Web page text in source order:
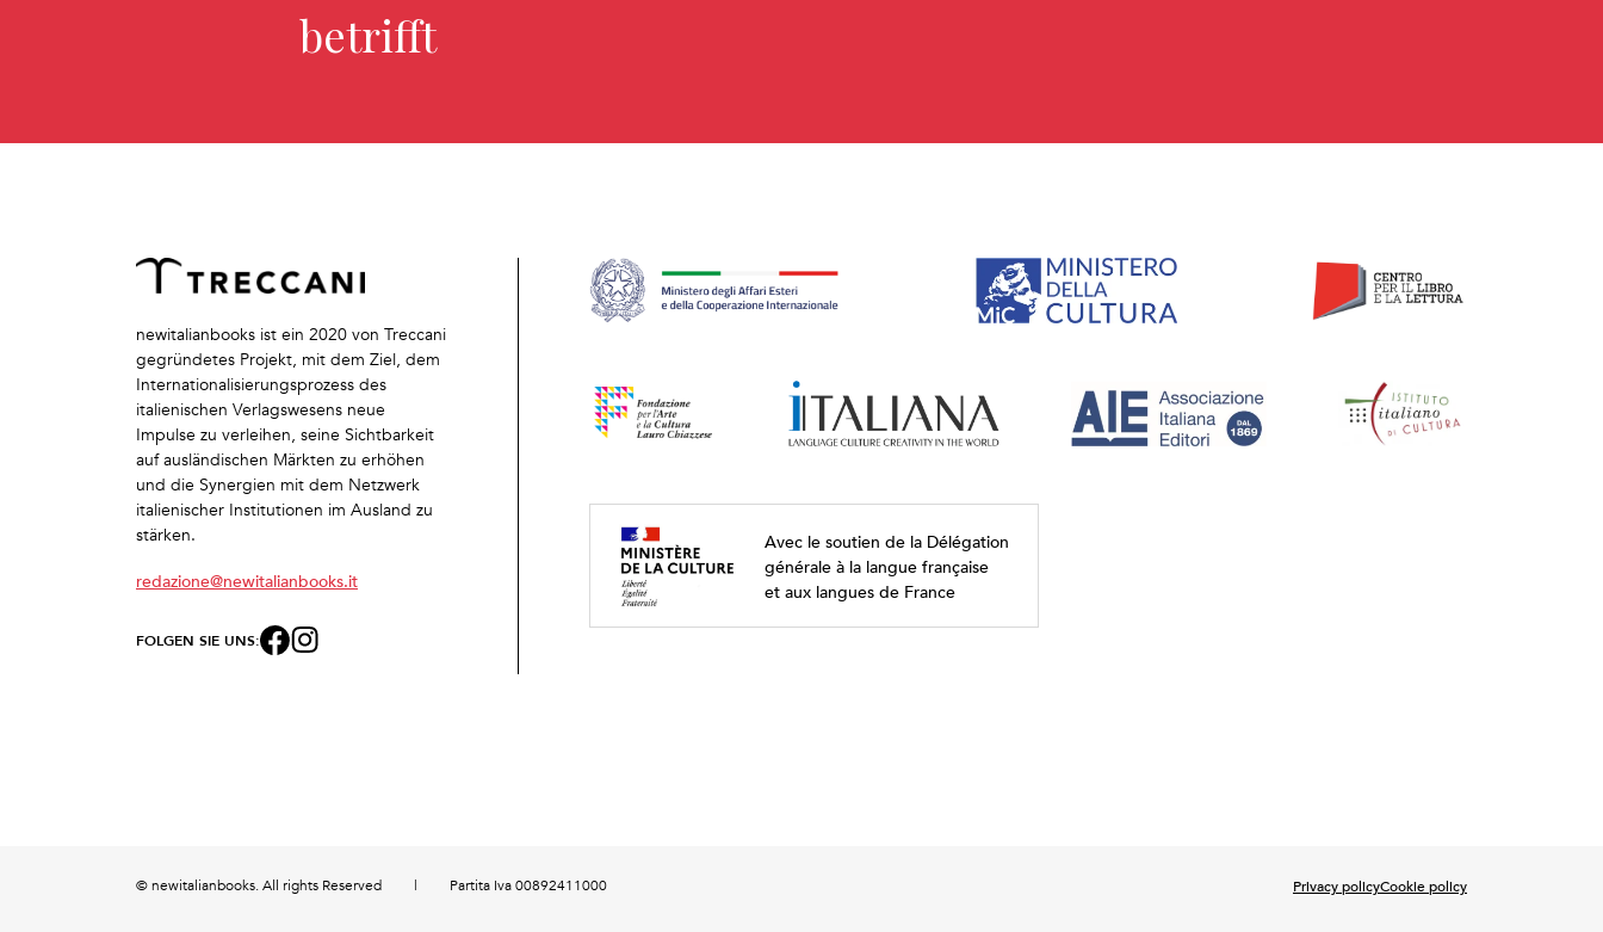
betrifft
newitalianbooks ist ein 2020 von Treccani
gegründetes Projekt, mit dem Ziel, dem
Internationalisierungsprozess des
italienischen Verlagswesens neue
Impulse zu verleihen, seine Sichtbarkeit
auf ausländischen Märkten zu erhöhen
und die Synergien mit dem Netzwerk
italienischer Institutionen im Ausland zu
stärken.
redazione@newitalianbooks.it
FOLGEN SIE UNS:
Avec le soutien de la Délégation
générale à la langue française
et aux langues de France
© newitalianbooks. All rights Reserved Partita Iva 00892411000 Privacy policyCookie policy